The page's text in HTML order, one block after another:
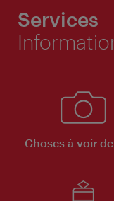
Services
Choses à voir